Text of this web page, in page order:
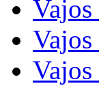
Vajos